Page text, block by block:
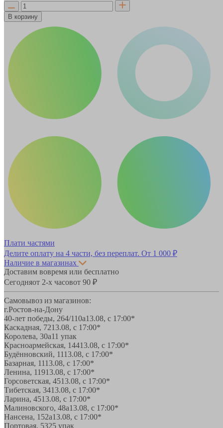
В корзину
Плати частями
Делите оплату на 4 части, без переплат. От 1 000 ₽
Наличие в магазинах
Доставим вовремя или бесплатно
Сегодняот 2-х часовот 90 ₽
Самовывоз из магазинов:
г.Ростов-на-Дону
40-лет победы, 264/110а13.08, с 17:00*
Каскадная, 7213.08, с 17:00*
Королева, 30а11 упак
Красноармейская, 14413.08, с 17:00*
Будённовский, 1113.08, с 17:00*
Базарная, 1113.08, с 17:00*
Ленина, 11913.08, с 17:00*
Горсоветская, 4513.08, с 17:00*
Тибетская, 3413.08, с 17:00*
Ларина, 4513.08, с 17:00*
Малиновского, 48а13.08, с 17:00*
Нансена, 152а13.08, с 17:00*
Портовая, 5325 упак